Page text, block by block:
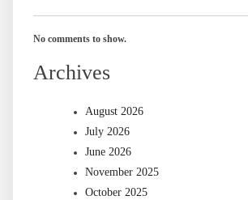
No comments to show.
Archives
August 2026
July 2026
June 2026
November 2025
October 2025